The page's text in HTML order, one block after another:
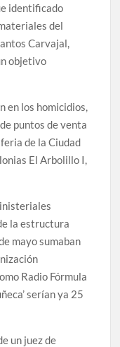
identificado
del
Carvajal,
objetivo
en los homicidios,
puntos de venta
de la Ciudad
El Arbolillo I,
la estructura
mayo sumaban
Radio Fórmula
serían ya 25
un juez de